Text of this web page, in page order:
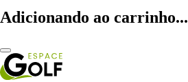
Adicionando ao carrinho...